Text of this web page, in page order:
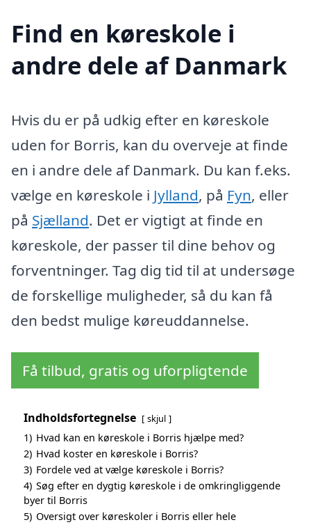
Find en køreskole i
andre dele af Danmark
Hvis du er på udkig efter en køreskole
uden for Borris, kan du overveje at finde
en i andre dele af Danmark. Du kan f.eks.
vælge en køreskole i Jylland, på Fyn, eller
på Sjælland. Det er vigtigt at finde en
køreskole, der passer til dine behov og
forventninger. Tag dig tid til at undersøge
de forskellige muligheder, så du kan få
den bedst mulige køreuddannelse.
Få tilbud, gratis og uforpligtende
Indholdsfortegnelse skjul
1) Hvad kan en køreskole i Borris hjælpe med?
2) Hvad koster en køreskole i Borris?
3) Fordele ved at vælge køreskole i Borris?
4) Søg efter en dygtig køreskole i de omkringliggende
byer til Borris
5) Oversigt over køreskoler i Borris eller hele